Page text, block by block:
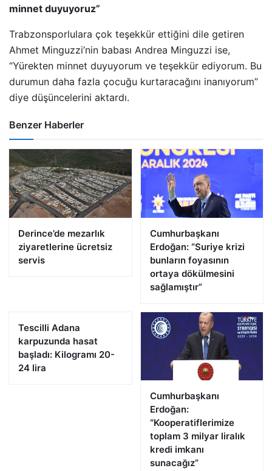
minnet duyuyoruz”
Trabzonsporlulara çok teşekkür ettiğini dile getiren
Ahmet Minguzzi’nin babası Andrea Minguzzi ise,
“Yürekten minnet duyuyorum ve teşekkür ediyorum. Bu
durumun daha fazla çocuğu kurtaracağını inanıyorum”
diye düşüncelerini aktardı.
Benzer Haberler
Derince’de mezarlık
ziyaretlerine ücretsiz
servis
Cumhurbaşkanı
Erdoğan: “Suriye krizi
bunların foyasının
ortaya dökülmesini
sağlamıştır”
Tescilli Adana
karpuzunda hasat
başladı: Kilogramı 20-
24 lira
Cumhurbaşkanı
Erdoğan:
“Kooperatiflerimize
toplam 3 milyar liralık
kredi imkanı
sunacağız”